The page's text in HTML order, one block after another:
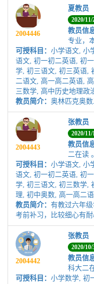
2004446
夏教员
2020/
教员信
专业，
可授科目： 小学语文, 小
语文, 初一初二英语, 初
学, 初三语文, 初三英语,
二语文, 高一高二英语,
三数学, 高中历史地理政
教员简介： 奥林匹克奥
2004443
张教员
2020/
教员信
二在读 。
可授科目： 小学语文, 小
语文, 初一初二英语, 初
学, 初三语文, 初三数学,
理, 初中奥数, 高一高二
教员简介： 有教过六年
考前补习，比较细心有耐
2004442
张教员
2020/
教员信
科大二
可授科目： 小学数学, 初